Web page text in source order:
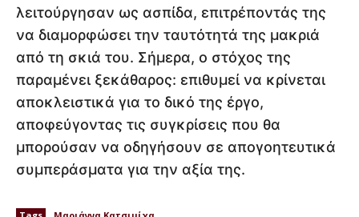
λειτούργησαν ως ασπίδα, επιτρέποντάς της
να διαμορφώσει την ταυτότητά της μακριά
από τη σκιά του. Σήμερα, ο στόχος της
παραμένει ξεκάθαρος: επιθυμεί να κρίνεται
αποκλειστικά για το δικό της έργο,
αποφεύγοντας τις συγκρίσεις που θα
μπορούσαν να οδηγήσουν σε απογοητευτικά
συμπεράσματα για την αξία της.